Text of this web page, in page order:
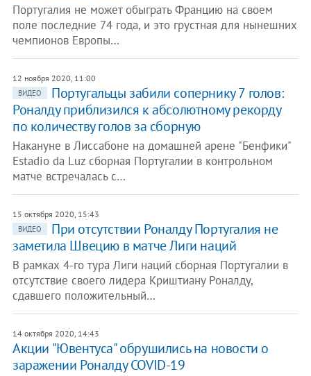
Португалия не может обыграть Францию на своем
поле последние 74 года, и это грустная для нынешних
чемпионов Европы…
12 ноября 2020, 11:00
ВИДЕО
Португальцы забили сопернику 7 голов:
Роналду приблизился к абсолютному рекорду
по количеству голов за сборную
Накануне в Лиссабоне на домашней арене "Бенфики"
Estаdio da Luz сборная Португалии в контрольном
матче встречалась с…
15 октября 2020, 15:43
ВИДЕО
При отсутствии Роналду Португалия не
заметила Швецию в матче Лиги наций
В рамках 4-го тура Лиги наций сборная Португалии в
отсутствие своего лидера Криштиану Роналду,
сдавшего положительный…
14 октября 2020, 14:43
Акции "Ювентуса" обрушились на новости о
заражении Роналду COVID-19